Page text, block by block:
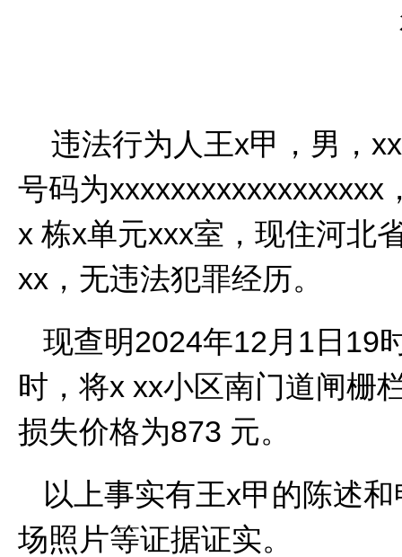
违法行为人王x甲，男，
号码为xxxxxxxxxxxxxxxxxx
x 栋x单元xxx室，现住河北
xx ，无违法犯罪经历。
现查明2024年12月 1 日 19
时，将x xx小区南门道闸栅
损失价格为873 元。
以上事实有王x甲的陈述
场照片等证据证实。